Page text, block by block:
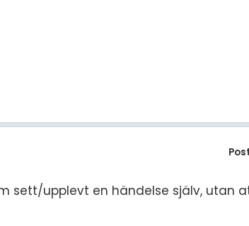
sett/upplevt en händelse själv, utan